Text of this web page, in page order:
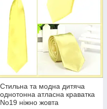
Стильна та модна дитяча
однотонна атласна краватка
No19 ніжно жовта